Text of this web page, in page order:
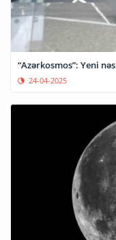
“Azərkosmos”: Yeni
24-04-2025